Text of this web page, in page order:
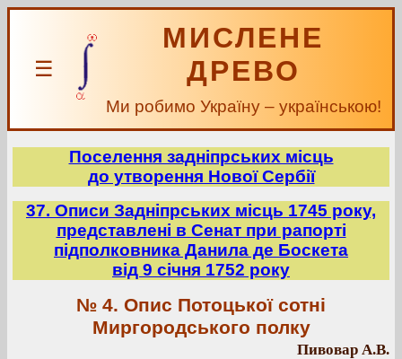
☰
МИСЛЕНЕ
ДРЕВО
Ми робимо Україну – українською!
Поселення задніпрських місць
до утворення Нової Сербії
37. Описи Задніпрських місць 1745 року,
представлені в Сенат при рапорті
підполковника Данила де Боскета
від 9 січня 1752 року
№ 4. Опис Потоцької сотні
Миргородського полку
Пивовар А.В.